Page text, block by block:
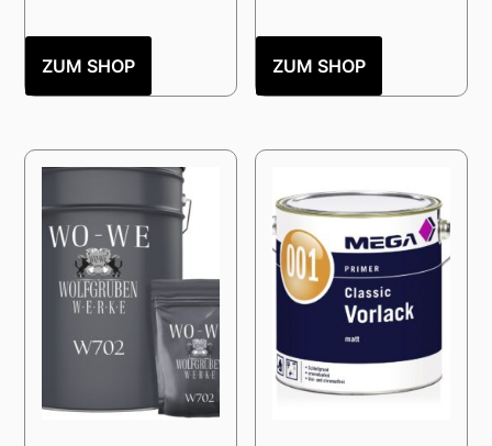
ZUM SHOP ZUM SHOP